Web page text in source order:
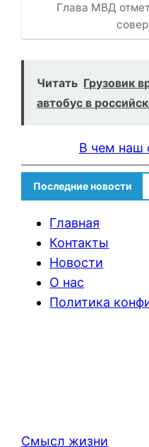
Глава МВД
Читать Грузовик
автобус в
В чем наш
Последние новости
Главная
Контакты
Новости
О нас
Политика
Смысл жизни